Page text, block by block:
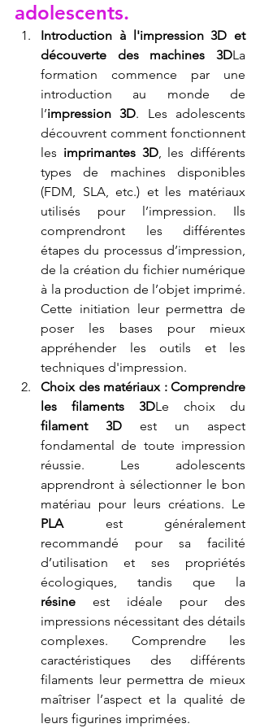
adolescents.
Introduction à l'impression 3D et
découverte des machines 3DLa
formation commence par une
introduction au monde de
l’impression 3D. Les adolescents
découvrent comment fonctionnent
les imprimantes 3D, les différents
types de machines disponibles
(FDM, SLA, etc.) et les matériaux
utilisés pour l’impression. Ils
comprendront les différentes
étapes du processus d’impression,
de la création du fichier numérique
à la production de l’objet imprimé.
Cette initiation leur permettra de
poser les bases pour mieux
appréhender les outils et les
techniques d'impression.
Choix des matériaux : Comprendre
les filaments 3D
filament 3D est un aspect
fondamental de toute impression
réussie. Les adolescents
apprendront à sélectionner le bon
PLA est généralement
recommandé pour sa facilité
d’utilisation et ses propriétés
résine est idéale pour des
impressions nécessitant des détails
complexes. Comprendre les
caractéristiques des différents
filaments leur permettra de mieux
maîtriser l’aspect et la qualité de
leurs figurines imprimées.